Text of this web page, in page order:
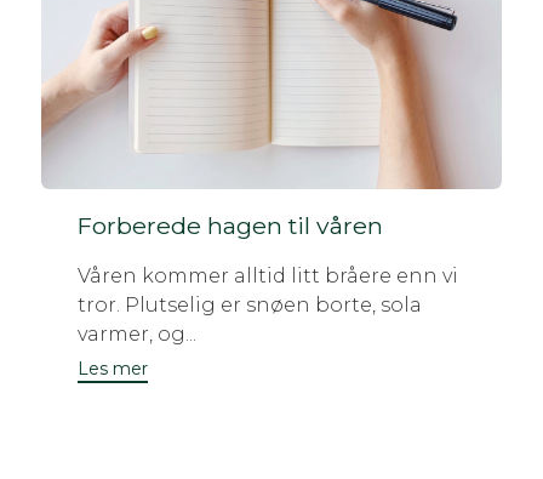
Forberede hagen til våren
Våren kommer alltid litt bråere enn vi
tror. Plutselig er snøen borte, sola
varmer, og...
Les mer